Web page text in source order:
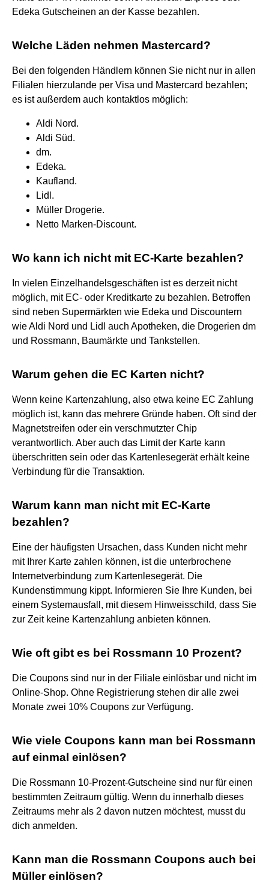
Edeka Gutscheinen an der Kasse bezahlen.
Welche Läden nehmen Mastercard?
Bei den folgenden Händlern können Sie nicht nur in allen
Filialen hierzulande per Visa und Mastercard bezahlen;
es ist außerdem auch kontaktlos möglich:
Aldi Nord.
Aldi Süd.
dm.
Edeka.
Kaufland.
Lidl.
Müller Drogerie.
Netto Marken-Discount.
Wo kann ich nicht mit EC-Karte bezahlen?
In vielen Einzelhandelsgeschäften ist es derzeit nicht
möglich, mit EC- oder Kreditkarte zu bezahlen. Betroffen
sind neben Supermärkten wie Edeka und Discountern
wie Aldi Nord und Lidl auch Apotheken, die Drogerien dm
und Rossmann, Baumärkte und Tankstellen.
Warum gehen die EC Karten nicht?
Wenn keine Kartenzahlung, also etwa keine EC Zahlung
möglich ist, kann das mehrere Gründe haben. Oft sind der
Magnetstreifen oder ein verschmutzter Chip
verantwortlich. Aber auch das Limit der Karte kann
überschritten sein oder das Kartenlesegerät erhält keine
Verbindung für die Transaktion.
Warum kann man nicht mit EC-Karte
bezahlen?
Eine der häufigsten Ursachen, dass Kunden nicht mehr
mit Ihrer Karte zahlen können, ist die unterbrochene
Internetverbindung zum Kartenlesegerät. Die
Kundenstimmung kippt. Informieren Sie Ihre Kunden, bei
einem Systemausfall, mit diesem Hinweisschild, dass Sie
zur Zeit keine Kartenzahlung anbieten können.
Wie oft gibt es bei Rossmann 10 Prozent?
Die Coupons sind nur in der Filiale einlösbar und nicht im
Online-Shop. Ohne Registrierung stehen dir alle zwei
Monate zwei 10% Coupons zur Verfügung.
Wie viele Coupons kann man bei Rossmann
auf einmal einlösen?
Die Rossmann 10-Prozent-Gutscheine sind nur für einen
bestimmten Zeitraum gültig. Wenn du innerhalb dieses
Zeitraums mehr als 2 davon nutzen möchtest, musst du
dich anmelden.
Kann man die Rossmann Coupons auch bei
Müller einlösen?